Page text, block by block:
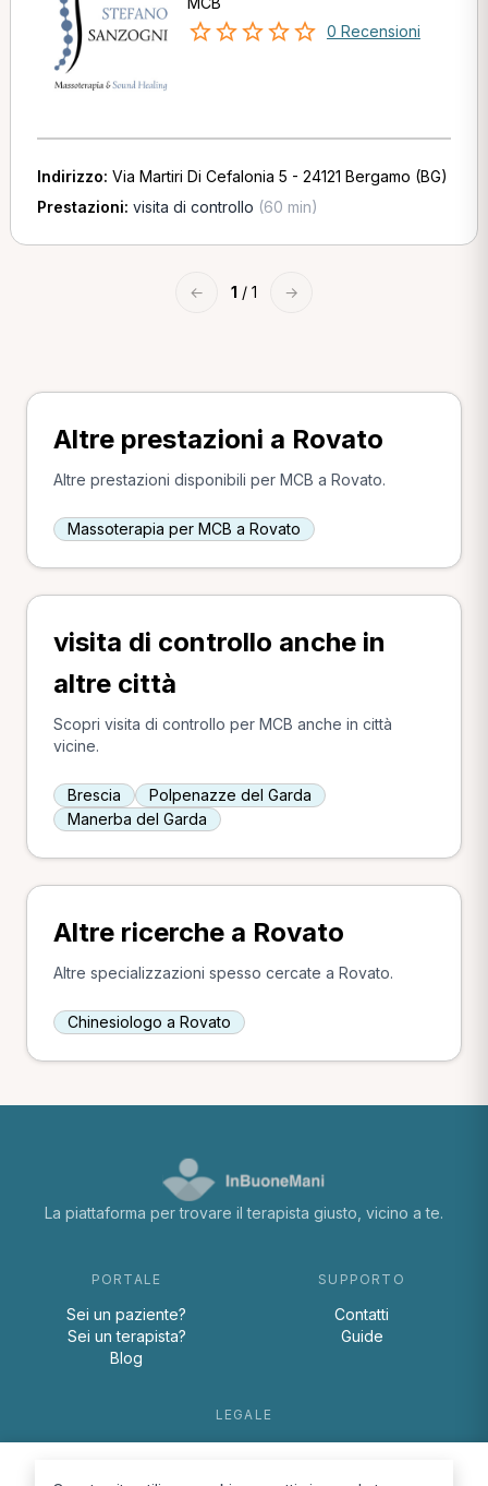
0 Recensioni
Indirizzo: Via Martiri Di Cefalonia 5 - 24121 Bergamo (BG)
Prestazioni: visita di controllo (60 min)
← 1 / 1 →
Altre prestazioni a Rovato
Altre prestazioni disponibili per MCB a Rovato.
Massoterapia per MCB a Rovato
visita di controllo anche in
altre città
Scopri visita di controllo per MCB anche in città
vicine.
Brescia
Polpenazze del Garda
Manerba del Garda
Altre ricerche a Rovato
Altre specializzazioni spesso cercate a Rovato.
Chinesiologo a Rovato
La piattaforma per trovare il terapista giusto, vicino a te.
PORTALE
Sei un paziente?
Sei un terapista?
Blog
SUPPORTO
Contatti
Guide
LEGALE